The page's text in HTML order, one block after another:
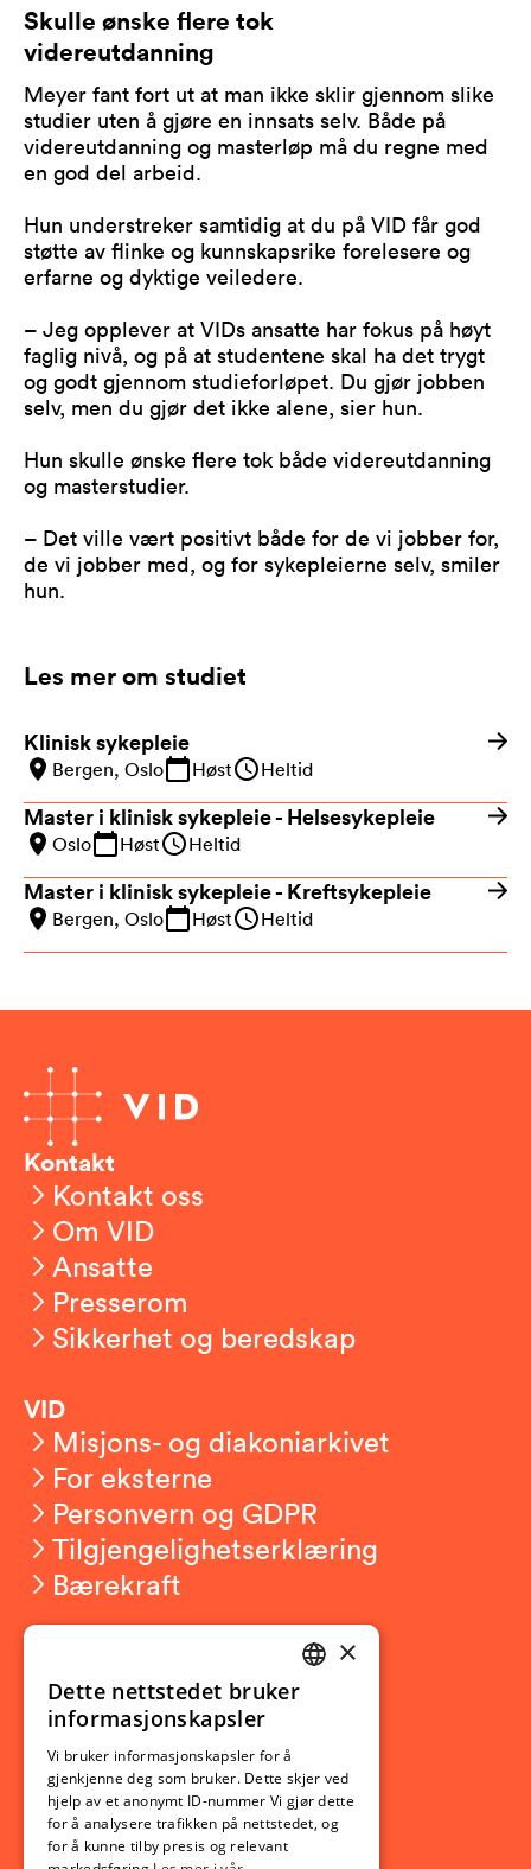
Skulle ønske flere tok
videreutdanning
Meyer fant fort ut at man ikke sklir gjennom slike
studier uten å gjøre en innsats selv. Både på
videreutdanning og masterløp må du regne med
en god del arbeid.
Hun understreker samtidig at du på VID får god
støtte av flinke og kunnskapsrike forelesere og
erfarne og dyktige veiledere.
– Jeg opplever at VIDs ansatte har fokus på høyt
faglig nivå, og på at studentene skal ha det trygt
og godt gjennom studieforløpet. Du gjør jobben
selv, men du gjør det ikke alene, sier hun.
Hun skulle ønske flere tok både videreutdanning
og masterstudier.
– Det ville vært positivt både for de vi jobber for,
de vi jobber med, og for sykepleierne selv, smiler
hun.
Les mer om studiet
Klinisk sykepleie
Bergen, Oslo Høst Heltid
Master i klinisk sykepleie - Helsesykepleie
Oslo Høst Heltid
Master i klinisk sykepleie - Kreftsykepleie
Bergen, Oslo Høst Heltid
Kontakt
Kontakt oss
Om VID
Ansatte
Presserom
Sikkerhet og beredskap
VID
Misjons- og diakoniarkivet
For eksterne
Personvern og GDPR
Tilgjengelighetserklæring
Bærekraft
Ny student
Utveksling
Opptak
Lov- og regelverk
NORWEGIAN
×
Dette nettstedet bruker
informasjonskapsler
Vi bruker informasjonskapsler for å
gjenkjenne deg som bruker. Dette skjer ved
hjelp av et anonymt ID-nummer Vi gjør dette
for å analysere trafikken på nettstedet, og
for å kunne tilby presis og relevant